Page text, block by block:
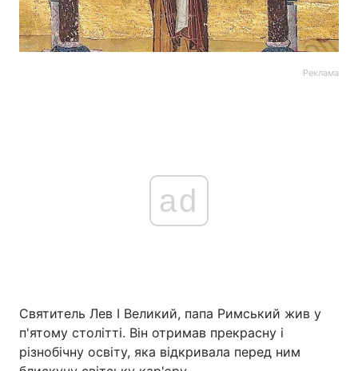
Реклама
ad
Святитель Лев I Великий, папа Римський жив у
п'ятому столітті. Він отримав прекрасну і
різнобічну освіту, яка відкривала перед ним